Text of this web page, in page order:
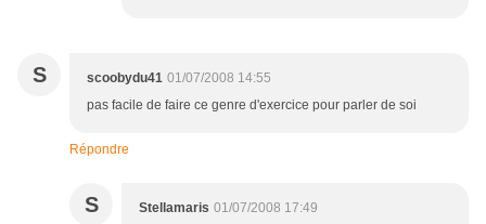
S scoobydu41 01/07/2008 14:55
pas facile de faire ce genre d'exercice pour parler de soi
Répondre
S Stellamaris 01/07/2008 17:49